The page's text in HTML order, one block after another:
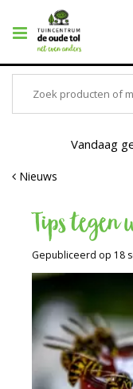
Vandaag
Nieuws
Tips tegen
Gepubliceerd op 18